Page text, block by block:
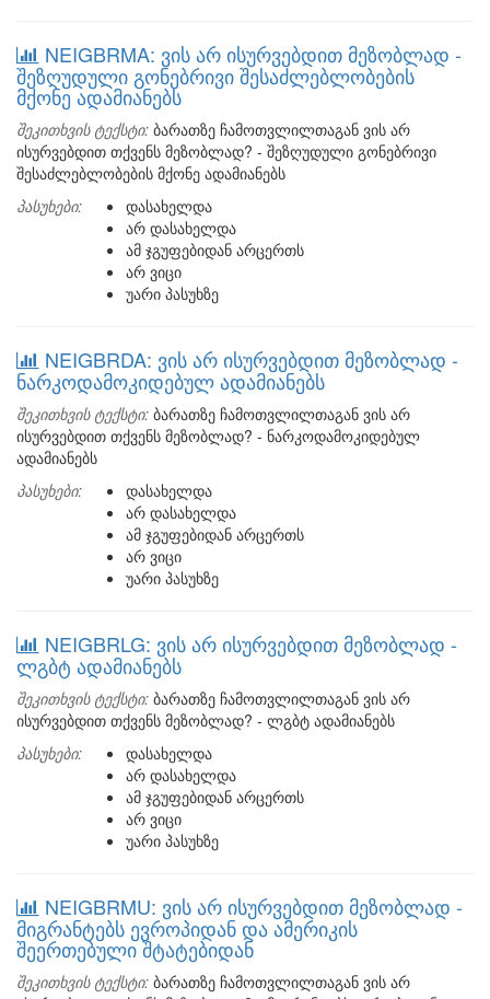
NEIGBRMA: ვის არ ისურვებდით მეზობლად -
შეზღუდული გონებრივი შესაძლებლობების
მქონე ადამიანებს
შეკითხვის ტექსტი: ბარათზე ჩამოთვლილთაგან ვის არ
ისურვებდით თქვენს მეზობლად? - შეზღუდული გონებრივი
შესაძლებლობების მქონე ადამიანებს
პასუხები:
დასახელდა
არ დასახელდა
ამ ჯგუფებიდან არცერთს
არ ვიცი
უარი პასუხზე
NEIGBRDA: ვის არ ისურვებდით მეზობლად -
ნარკოდამოკიდებულ ადამიანებს
შეკითხვის ტექსტი: ბარათზე ჩამოთვლილთაგან ვის არ
ისურვებდით თქვენს მეზობლად? - ნარკოდამოკიდებულ
ადამიანებს
პასუხები:
დასახელდა
არ დასახელდა
ამ ჯგუფებიდან არცერთს
არ ვიცი
უარი პასუხზე
NEIGBRLG: ვის არ ისურვებდით მეზობლად -
ლგბტ ადამიანებს
შეკითხვის ტექსტი: ბარათზე ჩამოთვლილთაგან ვის არ
ისურვებდით თქვენს მეზობლად? - ლგბტ ადამიანებს
პასუხები:
დასახელდა
არ დასახელდა
ამ ჯგუფებიდან არცერთს
არ ვიცი
უარი პასუხზე
NEIGBRMU: ვის არ ისურვებდით მეზობლად -
მიგრანტებს ევროპიდან და ამერიკის
შეერთებული შტატებიდან
შეკითხვის ტექსტი: ბარათზე ჩამოთვლილთაგან ვის არ